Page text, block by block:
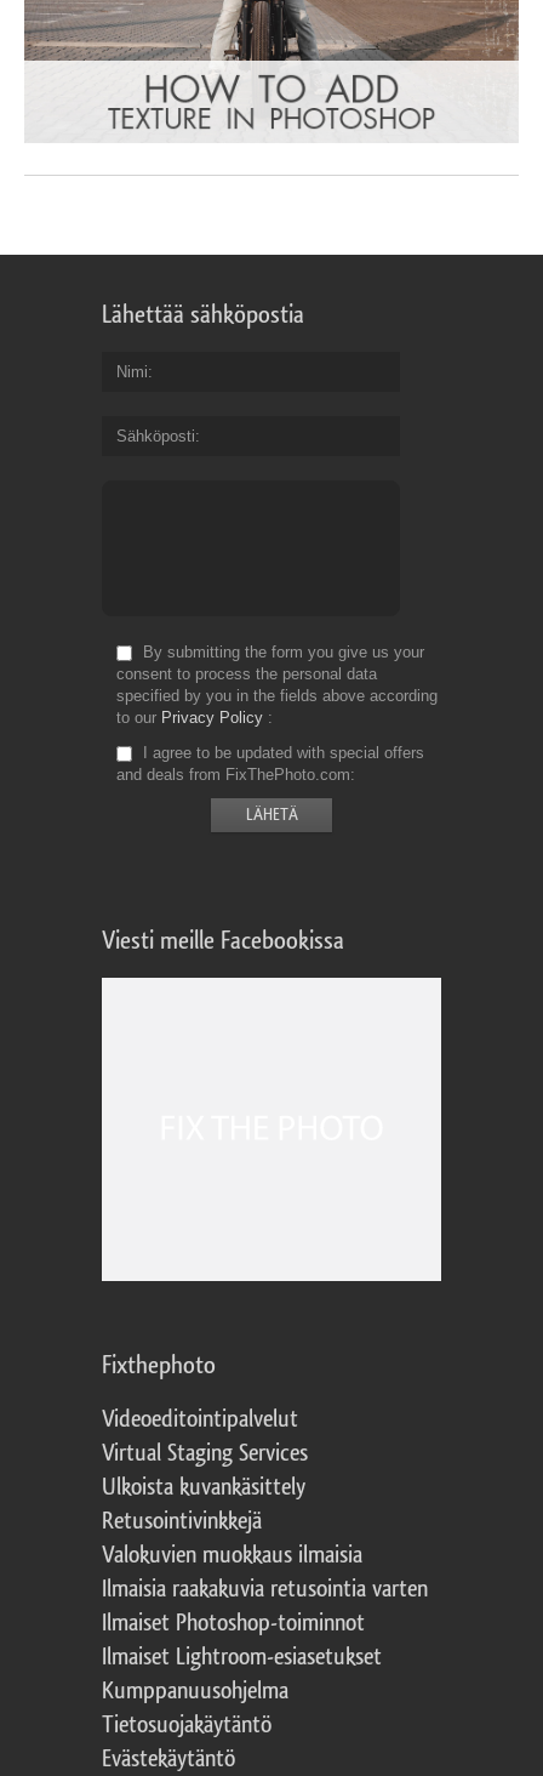
Lähettää sähköpostia
Nimi
Sähköposti
By submitting the form you give us your
consent to process the personal data
specified by you in the fields above according
to our Privacy Policy
I agree to be updated with special offers
and deals from FixThePhoto.com
Viesti meille Facebookissa
Fixthephoto
Videoeditointipalvelut
Virtual Staging Services
Ulkoista kuvankäsittely
Retusointivinkkejä
Valokuvien muokkaus ilmaisia
Ilmaisia raakakuvia retusointia varten
Ilmaiset Photoshop-toiminnot
Ilmaiset Lightroom-esiasetukset
Kumppanuusohjelma
Tietosuojakäytäntö
Evästekäytäntö